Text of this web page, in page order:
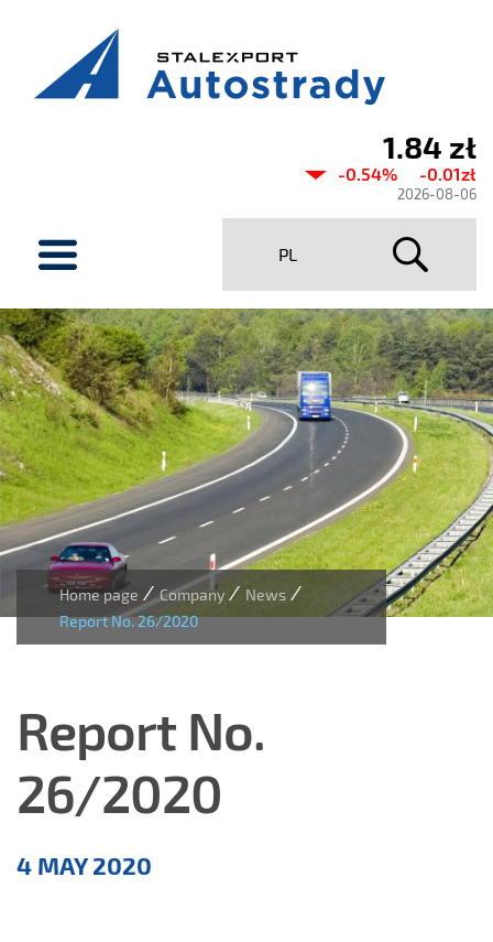
price
Stalexport
Autostrady
SA
1.84 zł
-0.54% -0.01zł
2026-08-06
PL
Home page / Company / News /
Report No. 26/2020
Report No.
26/2020
EN
4 MAY 2020